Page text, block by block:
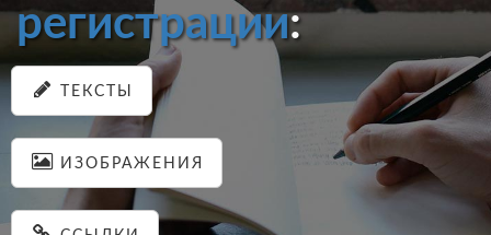
регистрации:
ТЕКСТЫ
ИЗОБРАЖЕНИЯ